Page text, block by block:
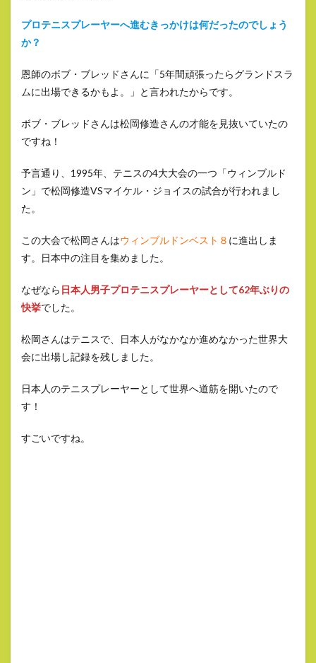
プロテニスプレーヤーへ進むきっかけは何だったのでしょう
か？
恩師のボブ・ブレッドさんに「5年間頑張ったらグランドスラ
ムに出場できるかもよ。」と言われたからです。
ボブ・ブレッドさんは松岡修造さんの才能を見抜いていたの
ですね！
予言通り、1995年、テニスの4大大会の一つ「ウィンブルド
ン」で松岡修造VSマイケル・ジョイスの試合が行われまし
た。
この大会で松岡さんはウィンブルドンベスト８ に進出しま
す。日本中の注目を集めました。
なぜなら 日本人男子プロテニスプレーヤーとして62年ぶりの
快挙でした。
松岡さんはテニスで、日本人がなかなか進めなかった世界大
会に出場し記録を残しました。
日本人のテニスプレーヤーとして世界へ道筋を開いたので
す！
すごいですね。